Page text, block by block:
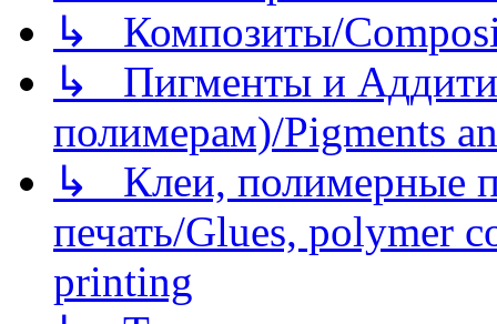
↳ Композиты/
↳ Пигменты и
полимерам)/Pigments
↳ Клеи, полимерные
печать/Glues, polymer
printing